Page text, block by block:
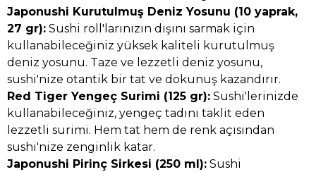
Japonushi Kurutulmuş Deniz Yosunu (10 yaprak,
27 gr): Sushi roll'larınızın dışını sarmak için
kullanabileceğiniz yüksek kaliteli kurutulmuş
deniz yosunu. Taze ve lezzetli deniz yosunu,
sushi'nize otantik bir tat ve dokunuş kazandırır.
Red Tiger Yengeç Surimi (125 gr): Sushi'lerinizde
kullanabileceğiniz, yengeç tadını taklit eden
lezzetli surimi. Hem tat hem de renk açısından
sushi'nize zenginlik katar.
Japonushi Pirinç Sirkesi (250 ml): Sushi